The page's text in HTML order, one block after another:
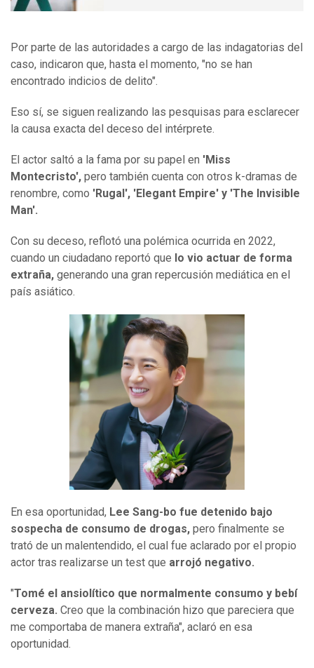
Por parte de las autoridades a cargo de las indagatorias del
caso, indicaron que, hasta el momento, "no se han
encontrado indicios de delito".
Eso sí, se siguen realizando las pesquisas para esclarecer
la causa exacta del deceso del intérprete.
El actor saltó a la fama por su papel en 'Miss
Montecristo', pero también cuenta con otros k-dramas de
renombre, como 'Rugal', 'Elegant Empire' y 'The Invisible
Man'.
Con su deceso, reflotó una polémica ocurrida en 2022,
cuando un ciudadano reportó que lo vio actuar de forma
extraña, generando una gran repercusión mediática en el
país asiático.
En esa oportunidad, Lee Sang-bo fue detenido bajo
sospecha de consumo de drogas, pero finalmente se
trató de un malentendido, el cual fue aclarado por el propio
actor tras realizarse un test que arrojó negativo.
"Tomé el ansiolítico que normalmente consumo y bebí
cerveza. Creo que la combinación hizo que pareciera que
me comportaba de manera extraña", aclaró en esa
oportunidad.